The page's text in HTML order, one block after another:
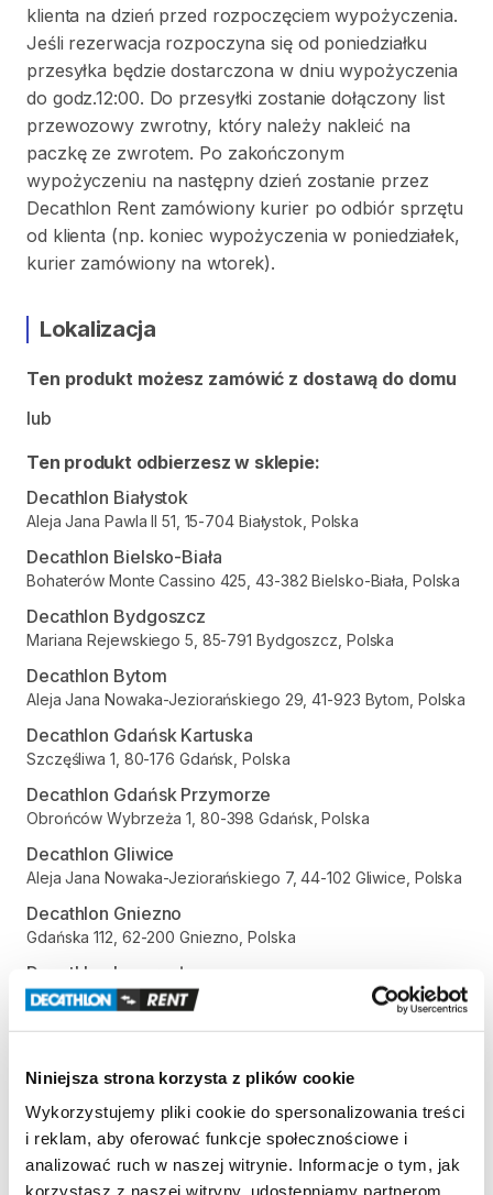
Niniejsza strona korzysta z plików cookie
Wykorzystujemy pliki cookie do spersonalizowania treści
i reklam, aby oferować funkcje społecznościowe i
analizować ruch w naszej witrynie. Informacje o tym, jak
korzystasz z naszej witryny, udostępniamy partnerom
klienta na dzień przed rozpoczęciem wypożyczenia.
Jeśli rezerwacja rozpoczyna się od poniedziałku
przesyłka będzie dostarczona w dniu wypożyczenia
do godz.12:00. Do przesyłki zostanie dołączony list
przewozowy zwrotny, który należy nakleić na
paczkę ze zwrotem. Po zakończonym
wypożyczeniu na następny dzień zostanie przez
Decathlon Rent zamówiony kurier po odbiór sprzętu
od klienta (np. koniec wypożyczenia w poniedziałek,
kurier zamówiony na wtorek).
Lokalizacja
Ten produkt możesz zamówić z dostawą do domu
lub
Ten produkt odbierzesz w sklepie:
Decathlon Białystok
Aleja Jana Pawla II 51, 15-704 Białystok, Polska
Decathlon Bielsko-Biała
Bohaterów Monte Cassino 425, 43-382 Bielsko-Biała, Polska
Decathlon Bydgoszcz
Mariana Rejewskiego 5, 85-791 Bydgoszcz, Polska
Decathlon Bytom
Aleja Jana Nowaka-Jeziorańskiego 29, 41-923 Bytom, Polska
Decathlon Gdańsk Kartuska
Szczęśliwa 1, 80-176 Gdańsk, Polska
Decathlon Gdańsk Przymorze
Obrońców Wybrzeża 1, 80-398 Gdańsk, Polska
Decathlon Gliwice
Aleja Jana Nowaka-Jeziorańskiego 7, 44-102 Gliwice, Polska
Decathlon Gniezno
Gdańska 112, 62-200 Gniezno, Polska
Decathlon Inowrocław
aleja Niepodległości 35, 88-100 Inowrocław, Polska
Decathlon Jelenia Góra
Decathlon Kalisz
Poznańska 80-86, 62-800 Kalisz, Polska
Decathlon Katowice Trzy Stawy
Alpejska 5, 40-507 Katowice, Polska